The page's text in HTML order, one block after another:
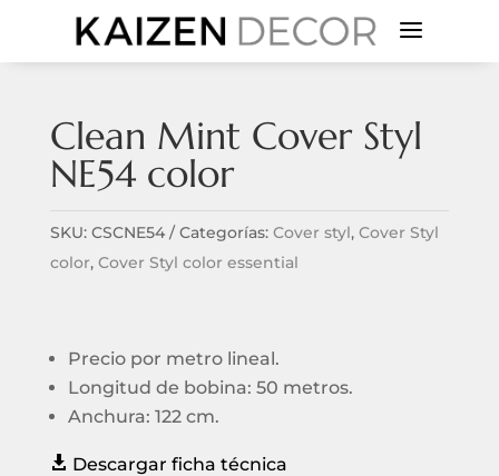
a
Clean Mint Cover Styl
NE54 color
SKU: CSCNE54 Categorías: Cover styl, Cover Styl
color, Cover Styl color essential
Precio por metro lineal.
Longitud de bobina: 50 metros.
Anchura: 122 cm.
 Descargar ficha técnica